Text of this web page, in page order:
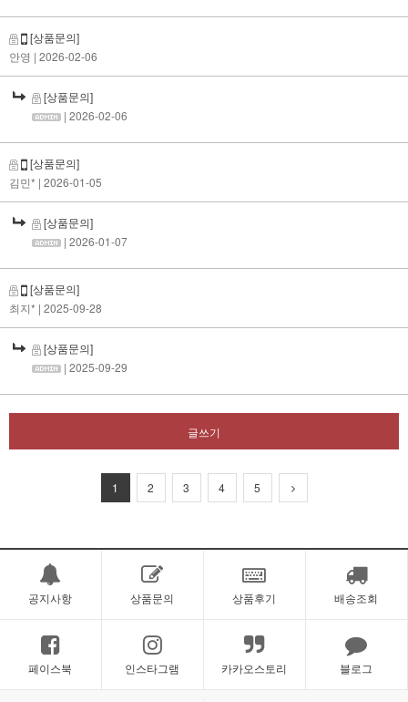
[상품문의]
안영 | 2026-02-06
[상품문의]
| 2026-02-06
[상품문의]
김민* | 2026-01-05
[상품문의]
| 2026-01-07
[상품문의]
최지* | 2025-09-28
[상품문의]
| 2025-09-29
글쓰기
1 2 3 4 5
공지사항 상품문의 상품후기 배송조회
페이스북 인스타그램 카카오스토리 블로그